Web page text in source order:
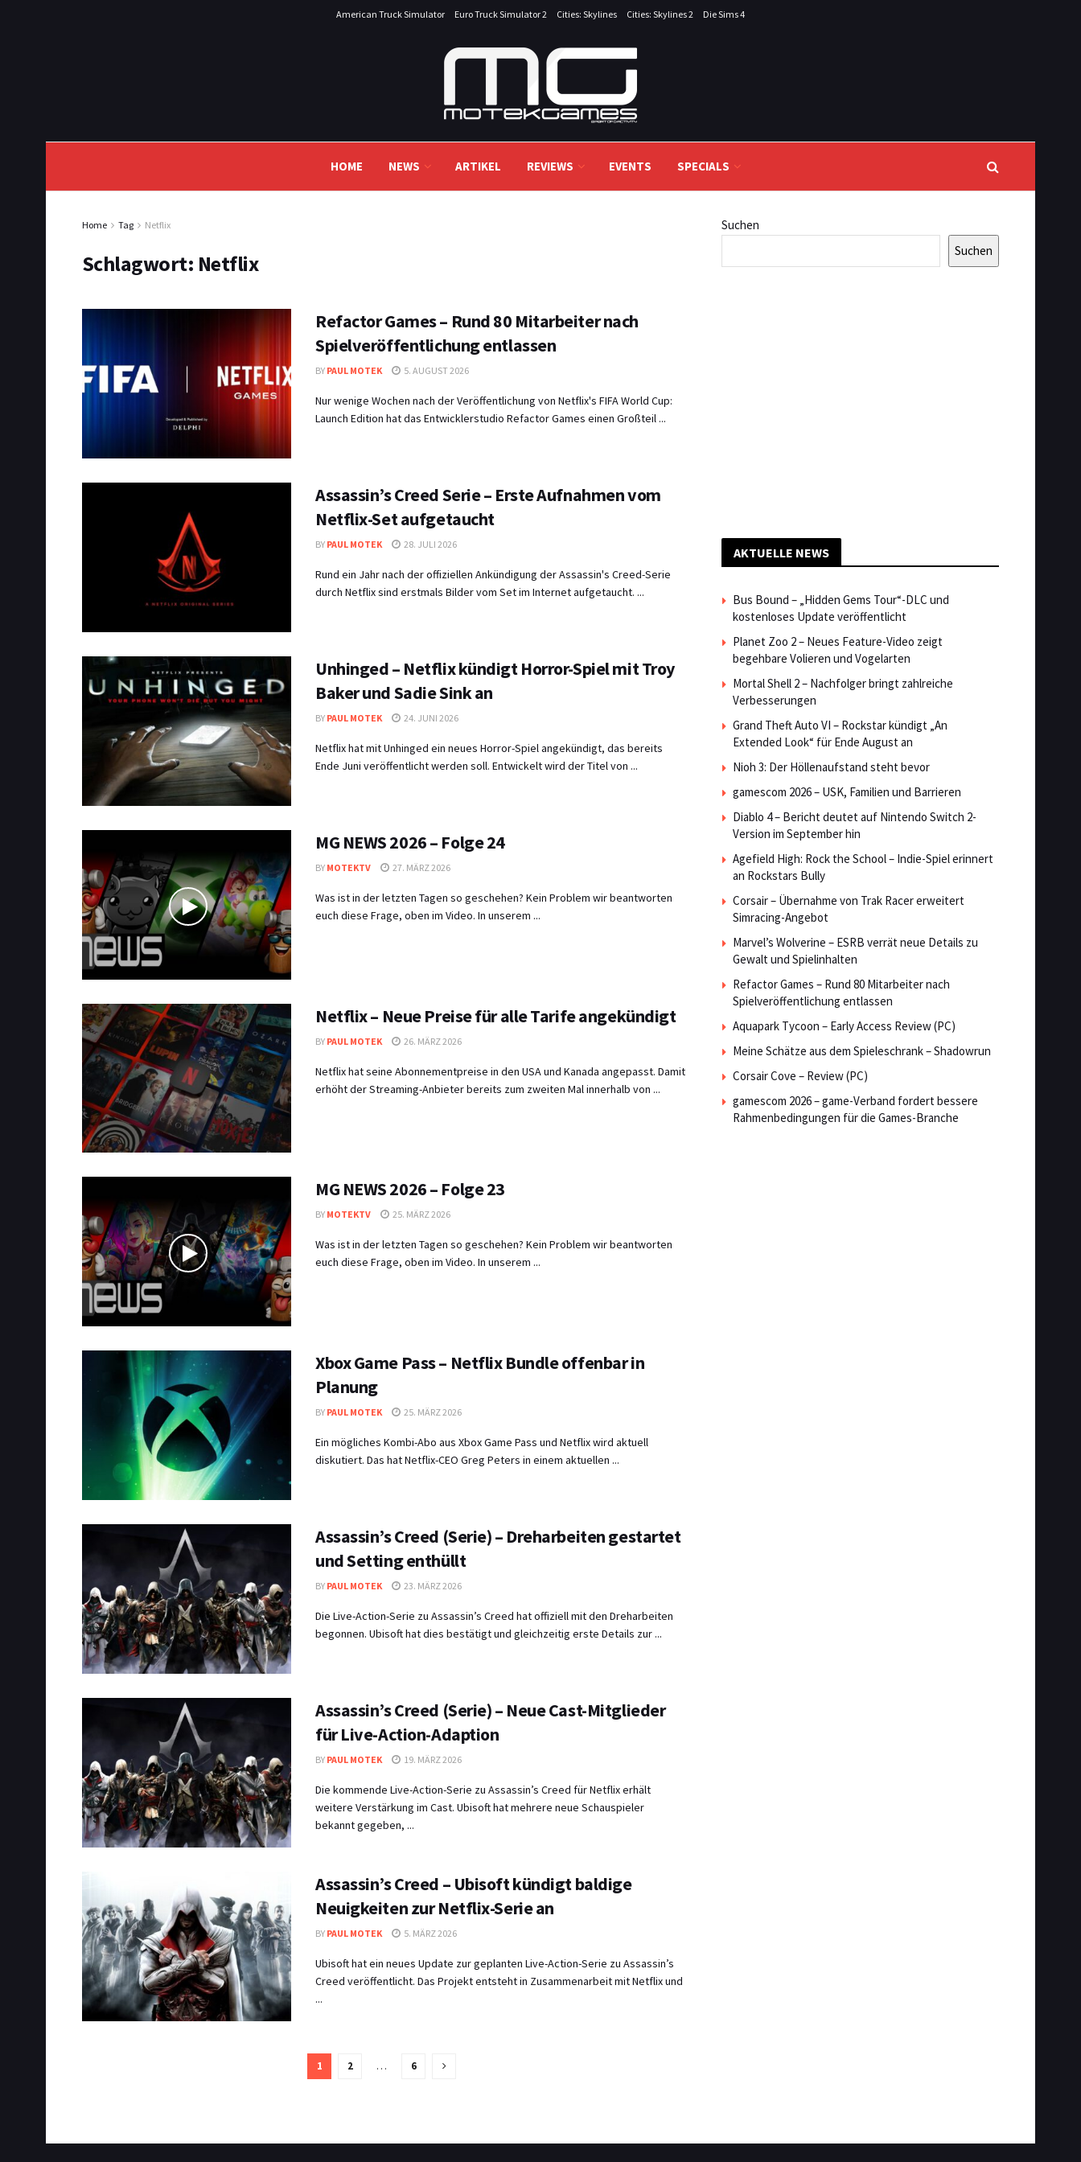
American Truck Simulator Euro Truck Simulator 2 Cities: Skylines Cities: Skylines 2 Die Sims 4
HOME NEWS ARTIKEL REVIEWS EVENTS SPECIALS
Home Tag Netflix
Schlagwort: Netflix
Refactor Games – Rund 80 Mitarbeiter nach
Spielveröffentlichung entlassen
BY PAUL MOTEK 5. AUGUST 2026
Nur wenige Wochen nach der Veröffentlichung von Netflix's FIFA World Cup:
Launch Edition hat das Entwicklerstudio Refactor Games einen Großteil ...
Assassin’s Creed Serie – Erste Aufnahmen vom
Netflix-Set aufgetaucht
BY PAUL MOTEK 28. JULI 2026
Rund ein Jahr nach der offiziellen Ankündigung der Assassin's Creed-Serie
durch Netflix sind erstmals Bilder vom Set im Internet aufgetaucht. ...
Unhinged – Netflix kündigt Horror-Spiel mit Troy
Baker und Sadie Sink an
BY PAUL MOTEK 24. JUNI 2026
Netflix hat mit Unhinged ein neues Horror-Spiel angekündigt, das bereits
Ende Juni veröffentlicht werden soll. Entwickelt wird der Titel von ...
MG NEWS 2026 – Folge 24
BY MOTEKTV 27. MÄRZ 2026
Was ist in der letzten Tagen so geschehen? Kein Problem wir beantworten
euch diese Frage, oben im Video. In unserem ...
Netflix – Neue Preise für alle Tarife angekündigt
BY PAUL MOTEK 26. MÄRZ 2026
Netflix hat seine Abonnementpreise in den USA und Kanada angepasst. Damit
erhöht der Streaming-Anbieter bereits zum zweiten Mal innerhalb von ...
MG NEWS 2026 – Folge 23
BY MOTEKTV 25. MÄRZ 2026
Was ist in der letzten Tagen so geschehen? Kein Problem wir beantworten
euch diese Frage, oben im Video. In unserem ...
Xbox Game Pass – Netflix Bundle offenbar in
Planung
BY PAUL MOTEK 25. MÄRZ 2026
Ein mögliches Kombi-Abo aus Xbox Game Pass und Netflix wird aktuell
diskutiert. Das hat Netflix-CEO Greg Peters in einem aktuellen ...
Assassin’s Creed (Serie) – Dreharbeiten gestartet
und Setting enthüllt
BY PAUL MOTEK 23. MÄRZ 2026
Die Live-Action-Serie zu Assassin’s Creed hat offiziell mit den Dreharbeiten
begonnen. Ubisoft hat dies bestätigt und gleichzeitig erste Details zur ...
Assassin’s Creed (Serie) – Neue Cast-Mitglieder
für Live-Action-Adaption
BY PAUL MOTEK 19. MÄRZ 2026
Die kommende Live-Action-Serie zu Assassin’s Creed für Netflix erhält
weitere Verstärkung im Cast. Ubisoft hat mehrere neue Schauspieler
bekannt gegeben, ...
Assassin’s Creed – Ubisoft kündigt baldige
Neuigkeiten zur Netflix-Serie an
BY PAUL MOTEK 5. MÄRZ 2026
Ubisoft hat ein neues Update zur geplanten Live-Action-Serie zu Assassin’s
Creed veröffentlicht. Das Projekt entsteht in Zusammenarbeit mit Netflix und
...
1 2 … 6
Suchen
Suchen
AKTUELLE NEWS
Bus Bound – „Hidden Gems Tour“-DLC und
kostenloses Update veröffentlicht
Planet Zoo 2 – Neues Feature-Video zeigt
begehbare Volieren und Vogelarten
Mortal Shell 2 – Nachfolger bringt zahlreiche
Verbesserungen
Grand Theft Auto VI – Rockstar kündigt „An
Extended Look“ für Ende August an
Nioh 3: Der Höllenaufstand steht bevor
gamescom 2026 – USK, Familien und Barrieren
Diablo 4 – Bericht deutet auf Nintendo Switch 2-
Version im September hin
Agefield High: Rock the School – Indie-Spiel erinnert
an Rockstars Bully
Corsair – Übernahme von Trak Racer erweitert
Simracing-Angebot
Marvel’s Wolverine – ESRB verrät neue Details zu
Gewalt und Spielinhalten
Refactor Games – Rund 80 Mitarbeiter nach
Spielveröffentlichung entlassen
Aquapark Tycoon – Early Access Review (PC)
Meine Schätze aus dem Spieleschrank – Shadowrun
Corsair Cove – Review (PC)
gamescom 2026 – game-Verband fordert bessere
Rahmenbedingungen für die Games-Branche